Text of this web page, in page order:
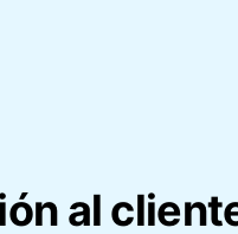
al